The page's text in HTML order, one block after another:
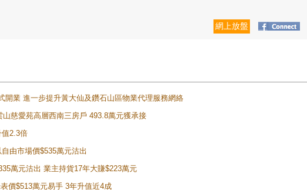
網上放盤
業 進一步提升黃大仙及鑽石山區物業代理服務網絡
慈愛苑高層西南三房戶 493.8萬元獲承接
值2.3倍
由市場價$535萬元沽出
萬元沽出 業主持貨17年大賺$223萬元
價$513萬元易手 3年升值近4成